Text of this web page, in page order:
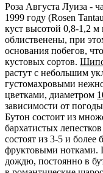
Роза Августа Луиза -
1999 году (Rosen
куст высотой 0,8-1,2 м
облиственены, при
основания побегов,
кустовых сортов.
растут с небольшим
густомахровыми
цветками, диаметром
зависимости от
Бутон состоит из
бархатистых
состоят из 3-5 и
фруктовыми нотками.
дождю, постоянно в